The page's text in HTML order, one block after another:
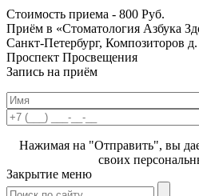
Стоимость приема - 800 Руб.
Приём в «Стоматология Азбука
Санкт-Петербург, Композиторов
Проспект Просвещения
Запись на приём
Нажимая на "Отправить", вы
своих
Закрытие меню